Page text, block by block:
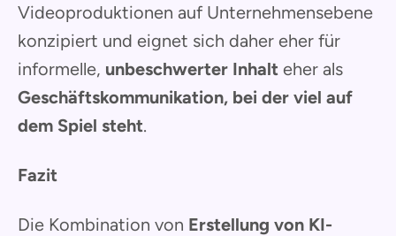
Videoproduktionen auf Unternehmensebene
konzipiert und eignet sich daher eher für
informelle, unbeschwerter Inhalt eher als
Geschäftskommunikation, bei der viel auf
dem Spiel steht.
Fazit
Die Kombination von Erstellung von KI-